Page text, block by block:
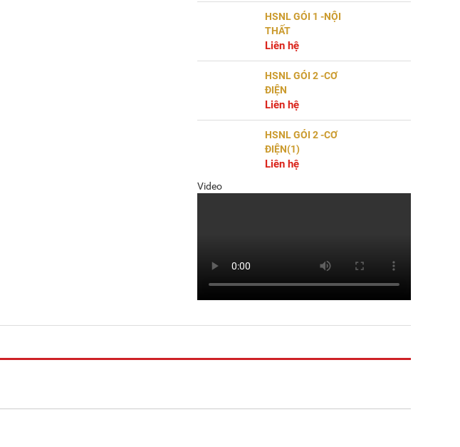
HSNL GÓI 1 -NỘI
THẤT
Liên hệ
HSNL GÓI 2 -CƠ
ĐIỆN
Liên hệ
HSNL GÓI 2 -CƠ
ĐIỆN(1)
Liên hệ
Video